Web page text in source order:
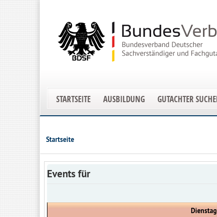
STARTSEITE AUSBILDUNG GUTACHTER
Startseite
Events für